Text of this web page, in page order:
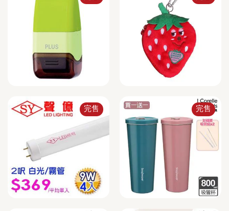
完售 完售